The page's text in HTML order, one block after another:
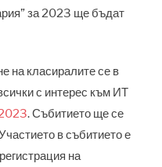
за 2023 ще бъдат
на класиралите се в
с интерес към ИТ
. Събитието ще се
в събитието е
на